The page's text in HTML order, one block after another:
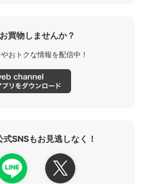
買物しませんか？
おトクな情報を配信中！
SNSもお見逃しなく！